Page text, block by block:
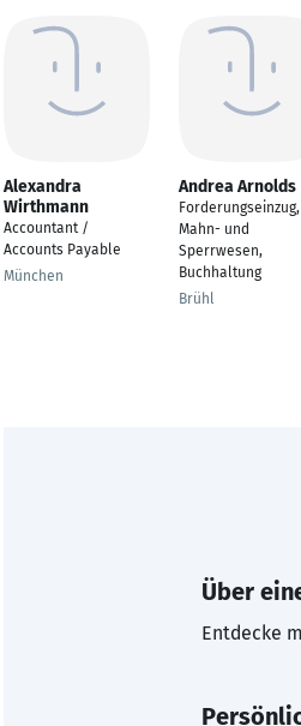
Alexandra
Wirthmann
Accountant /
Accounts Payable
München
Andrea Arnolds
Forderungseinzug,
Mahn- und
Sperrwesen,
Buchhaltung
Brühl
Über
Entdecke